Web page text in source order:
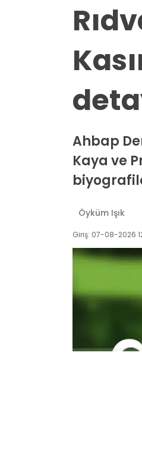
Ahbap
Kaya ve
Öyküm Işık
Giriş: 07-08-2026